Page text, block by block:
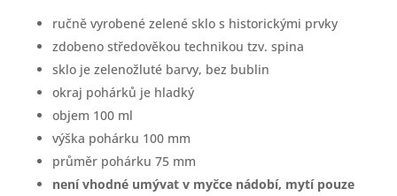
ručně vyrobené zelené sklo s historickými prvky
zdobeno středověkou technikou tzv. spina
sklo je zelenožluté barvy, bez bublin
okraj pohárků je hladký
objem 100 ml
výška pohárku 100 mm
průměr pohárku 75 mm
není vhodné umývat v myčce nádobí, mytí pouze